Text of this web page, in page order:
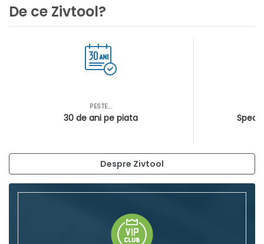
De ce Zivtool?
PESTE...
30 de ani pe piata
Despre Zivtool